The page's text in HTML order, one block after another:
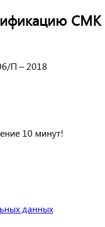
СМК
10 минут!
данных